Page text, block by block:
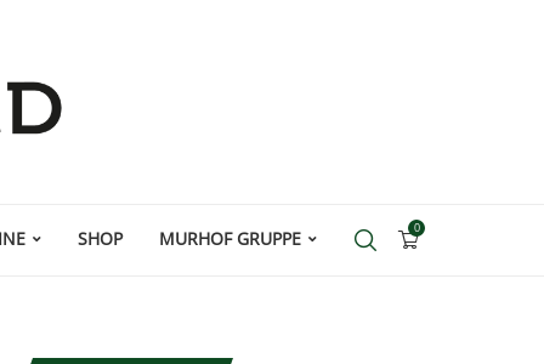
SHOP MURHOF GRUPPE 0